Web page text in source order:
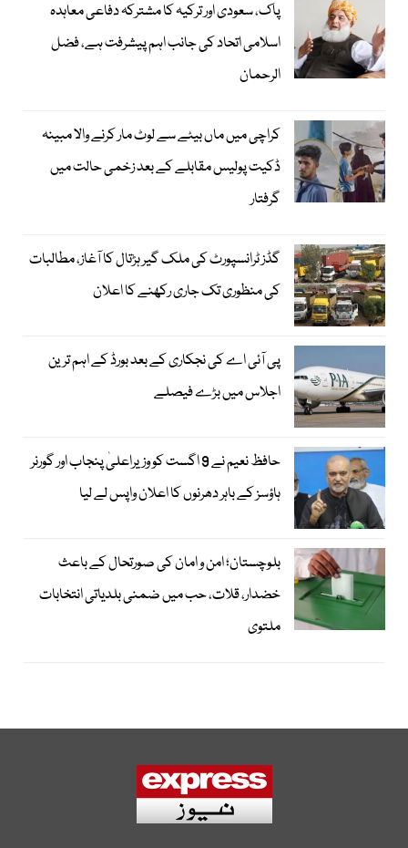
پاک، سعودی اور ترکیہ کا مشترکہ دفاعی معاہدہ
اسلامی اتحاد کی جانب اہم پیشرفت ہے، فضل
الرحمان
کراچی میں ماں بیٹے سے لوٹ مار کرنے والا مبینہ
ڈکیت پولیس مقابلے کے بعد زخمی حالت میں
گرفتار
گڈز ٹرانسپورٹ کی ملک گیر ہڑتال کا آغاز، مطالبات
کی منظوری تک جاری رکھنے کا اعلان
پی آئی اے کی نجکاری کے بعد بورڈ کے اہم ترین
اجلاس میں بڑے فیصلے
حافظ نعیم نے 9 اگست کو وزیراعلیٰ پنجاب اور گورنر
ہاؤسز کے باہر دھرنوں کا اعلان واپس لے لیا
بلوچستان؛ امن و امان کی صورتحال کے باعث
خضدار، قلات، حب میں ضمنی بلدیاتی انتخابات
ملتوی